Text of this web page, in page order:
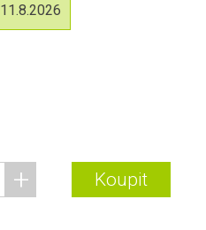
11.8.2026
+ Koupit